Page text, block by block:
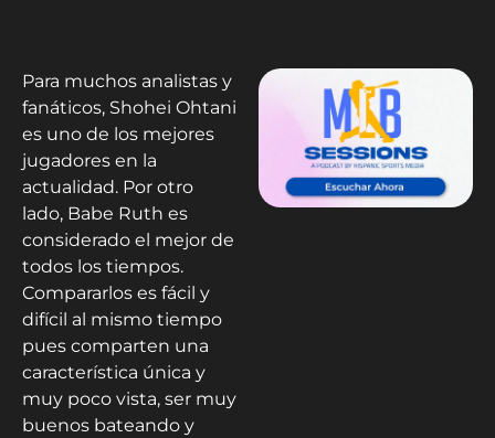
Para muchos analistas y
fanáticos, Shohei Ohtani
es uno de los mejores
jugadores en la
actualidad. Por otro
lado, Babe Ruth es
considerado el mejor de
todos los tiempos.
Compararlos es fácil y
difícil al mismo tiempo
pues comparten una
característica única y
muy poco vista, ser muy
buenos bateando y